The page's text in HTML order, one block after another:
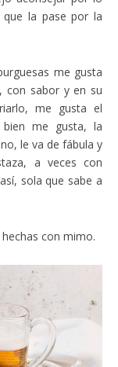
la pase por la
me gusta
con sabor y en su
me gusta el
me gusta, la
le va de fábula y
a veces con
sola que sabe a
con mimo.